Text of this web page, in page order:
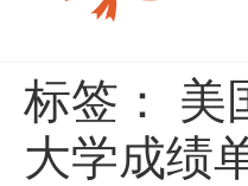
标签： 美
大学成绩